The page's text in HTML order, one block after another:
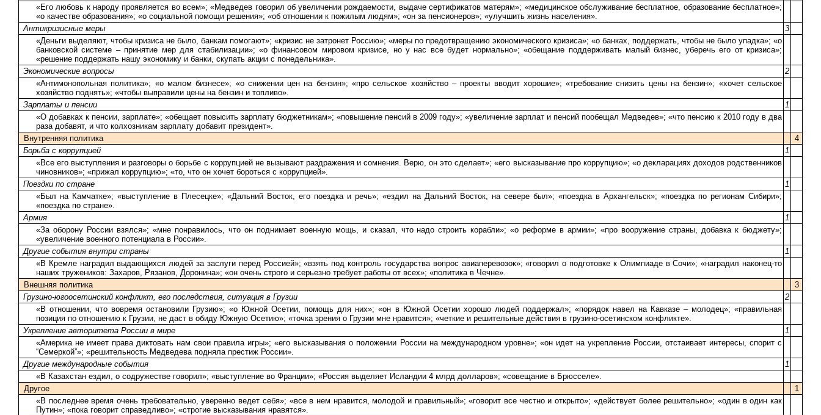
«Его любовь к народу проявляется во всем»; «Медведев говорил об увеличении рождаемости, выдаче сертификатов матерям»; «медицинское обслуживание бесплатное, образование бесплатное»;
«о качестве образования»; «о социальной помощи решения»; «об отношении к пожилым людям»; «он за пенсионеров»; «улучшить жизнь населения».
Антикризисные меры
3
«Деньги выделяют, чтобы кризиса не было, банкам помогают»; «кризис не затронет Россию»; «меры по предотвращению экономического кризиса»; «о банках, поддержать, чтобы не было упадка»; «о
банковской системе – принятие мер для стабилизации»; «о финансовом мировом кризисе, но у нас все будет нормально»; «обещание поддерживать малый бизнес, уберечь его от кризиса»;
«решение поддержать нашу экономику и банки, скупать акции с понедельника».
Экономические вопросы
2
«Антимонопольная политика»; «о малом бизнесе»; «о снижении цен на бензин»; «про сельское хозяйство – проекты вводит хорошие»; «требование снизить цены на бензин»; «хочет сельское
хозяйство поднять»; «чтобы выправили цены на бензин и топливо».
Зарплаты и пенсии
1
«О добавках к пенсии, зарплате»; «обещает повысить зарплату бюджетникам»; «повышение пенсий в 2009 году»; «увеличение зарплат и пенсий пообещал Медведев»; «что пенсию к 2010 году в два
раза добавят, и что колхозникам зарплату добавит президент».
Внутренняя политика
4
Борьба с коррупцией
1
«Все его выступления и разговоры о борьбе с коррупцией не вызывают раздражения и сомнения. Верю, он это сделает»; «его высказывание про коррупцию»; «о декларациях доходов родственников
чиновников»; «прижал коррупцию»; «то, что он хочет бороться с коррупцией».
Поездки по стране
1
«Был на Камчатке»; «выступление в Плесецке»; «Дальний Восток, его поездка и речь»; «ездил на Дальний Восток, на севере был»; «поездка в Архангельск»; «поездка по регионам Сибири»;
«поездка по стране».
Армия
1
«За оборону России взялся»; «мне понравилось, что он поднимает военную мощь, и сказал, что надо строить корабли»; «о реформе в армии»; «про вооружение страны, добавка к бюджету»;
«увеличение военного потенциала в России».
Другие события внутри страны
1
«В Кремле наградил выдающихся людей за заслуги перед Россией»; «взять под контроль государства вопрос авиаперевозок»; «говорил о подготовке к Олимпиаде в Сочи»; «наградил наконец-то
наших тружеников: Захаров, Рязанов, Доронина»; «он очень строго и серьезно требует работы от всех»; «политика в Чечне».
Внешняя политика
3
Грузино-югоосетинский конфликт, его последствия, ситуация в Грузии
2
«В отношении, что вовремя остановили Грузию»; «о Южной Осетии, помощь для них»; «он в Южной Осетии хорошо людей поддержал»; «порядок навел на Кавказе – молодец»; «правильная
позиция по отношению к Грузии, не даст в обиду Южную Осетию»; «точка зрения о Грузии мне нравится»; «четкие и решительные действия в грузино-осетинском конфликте».
Укрепление авторитета России в мире
1
«Америка не имеет права диктовать нам свои правила игры»; «его высказывания о положении России на международном уровне»; «он идет на укрепление России, отстаивает интересы, спорит с
“Семеркой”»; «решительность Медведева подняла престиж России».
Другие международные события
1
«В Казахстан ездил, о содружестве говорил»; «выступление во Франции»; «Россия выделяет Исландии 4 млрд долларов»; «совещание в Брюсселе».
Другое
1
«В последнее время очень требовательно, уверенно ведет себя»; «все в нем нравится, молодой и правильный»; «говорит все честно и открыто»; «действует более решительно»; «один в один как
Путин»; «пока говорит справедливо»; «строгие высказывания нравятся».